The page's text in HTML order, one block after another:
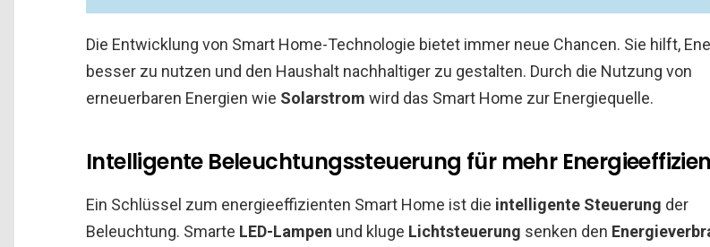
Die Entwicklung von Smart Home-Technologie bietet immer neue Chancen. Sie hilft,
besser zu nutzen und den Haushalt nachhaltiger zu gestalten. Durch die Nutzung von
erneuerbaren Energien wie Solarstrom wird das Smart Home zur Energiequelle.
Intelligente Beleuchtungssteuerung für mehr
Ein Schlüssel zum energieeffizienten Smart Home ist die intelligente Steuerung der
Beleuchtung. Smarte LED-Lampen und kluge Lichtsteuerung senken den